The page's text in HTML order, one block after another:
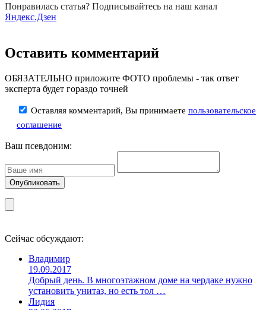
Понравилась статья? Подписывайтесь на наш канал
Яндекс.Дзен
Оставить комментарий
ОБЯЗАТЕЛЬНО приложите ФОТО проблемы - так ответ
эксперта будет гораздо точней
Оставляя комментарий, Вы принимаете пользовательское
соглашение
Ваш псевдоним:
Сейчас обсуждают:
Владимир
19.09.2017
Добрый день. В многоэтажном доме на чердаке нужно
установить унитаз, но есть тол …
Лидия